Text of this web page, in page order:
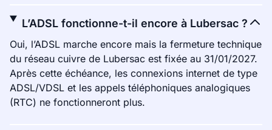
L’ADSL fonctionne-t-il encore à Lubersac ?
Oui, l’ADSL marche encore mais la fermeture technique
du réseau cuivre de Lubersac est fixée au 31/01/2027.
Après cette échéance, les connexions internet de type
ADSL/VDSL et les appels téléphoniques analogiques
(RTC) ne fonctionneront plus.